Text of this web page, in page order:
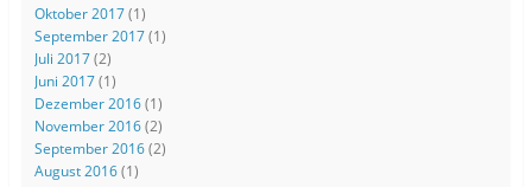
Oktober 2017(1)
September 2017(1)
Juli 2017(2)
Juni 2017(1)
Dezember 2016(1)
November 2016(2)
September 2016(2)
August 2016(1)